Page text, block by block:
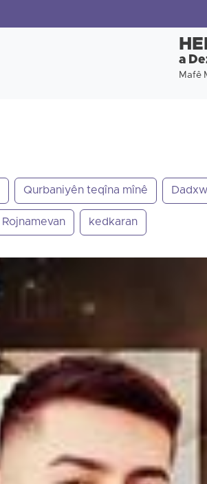
a
Mafê
Qurbaniyên teqîna mînê
Rojnamevan kedkaran